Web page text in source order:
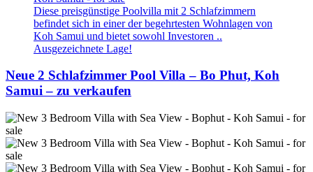
Diese preisgünstige Poolvilla mit 2 Schlafzimmern
befindet sich in einer der begehrtesten Wohnlagen von
Koh Samui und bietet sowohl Investoren ..
Ausgezeichnete Lage!
Neue 2 Schlafzimmer Pool Villa – Bo Phut, Koh
Samui – zu verkaufen